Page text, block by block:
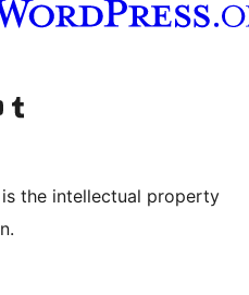
TikTokcanal de YouTube
Visita nuestra cuenta de Tumblr
the intellectual property